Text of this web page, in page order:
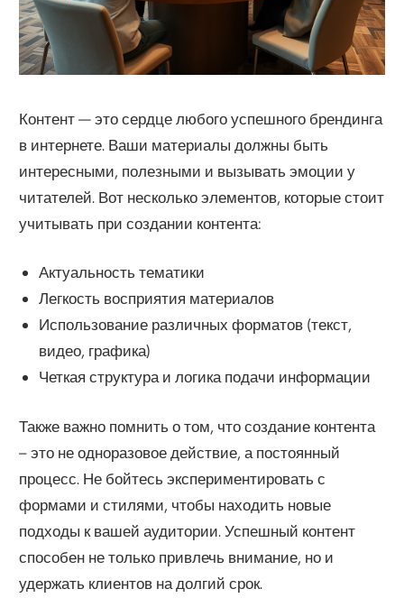
Контент — это сердце любого успешного брендинга
в интернете. Ваши материалы должны быть
интересными, полезными и вызывать эмоции у
читателей. Вот несколько элементов, которые стоит
учитывать при создании контента:
Актуальность тематики
Легкость восприятия материалов
Использование различных форматов (текст,
видео, графика)
Четкая структура и логика подачи информации
Также важно помнить о том, что создание контента
– это не одноразовое действие, а постоянный
процесс. Не бойтесь экспериментировать с
формами и стилями, чтобы находить новые
подходы к вашей аудитории. Успешный контент
способен не только привлечь внимание, но и
удержать клиентов на долгий срок.